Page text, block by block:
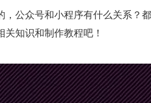
，公众号和小程序有什么关系？
知识和制作教程吧！